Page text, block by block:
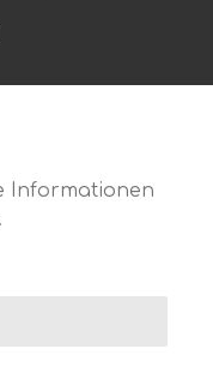
Informationen